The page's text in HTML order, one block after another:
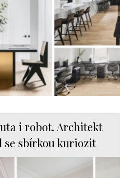
i robot. Architekt
se sbírkou kuriozit